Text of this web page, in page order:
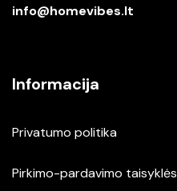
info@homevibes.lt
Informacija
Privatumo politika
Pirkimo-pardavimo taisyklės